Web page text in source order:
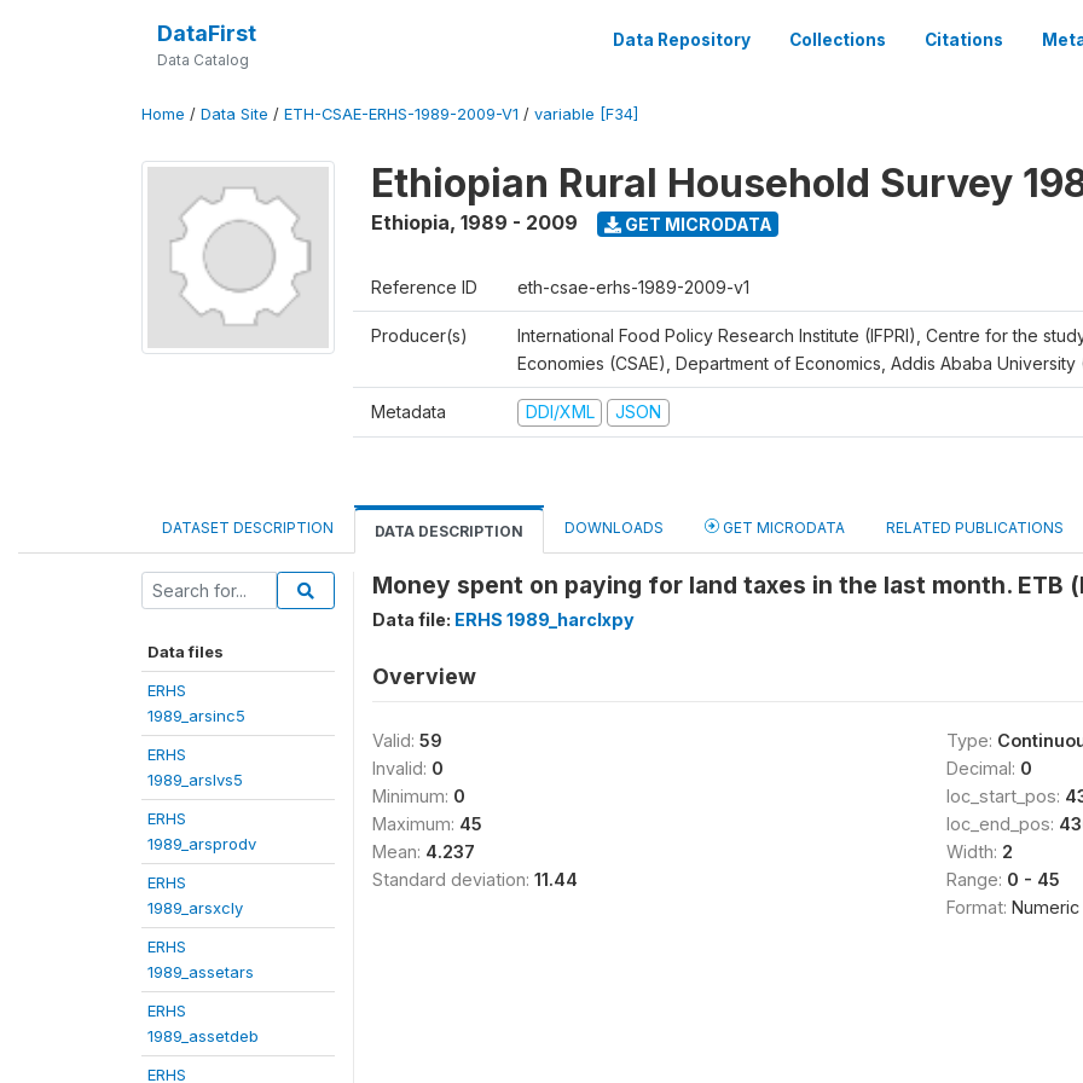
DataFirst
Data Catalog
Data Repository Collections Citations
Home / Data Site / ETH-CSAE-ERHS-1989-2009-V1 / variable [F34]
Ethiopian Rural Household Survey
Ethiopia, 1989 - 2009 GET MICRODATA
Reference ID eth-csae-erhs-1989-2009-v1
Producer(s)
International Food Policy Research Institute (IFPRI), Centre for the
Economies (CSAE), Department of Economics, Addis Ababa University
Metadata DDI/XML JSON
DATASET DESCRIPTION DATA DESCRIPTION DOWNLOADS GET MICRODATA RELATED PUBLICATIONS
Data files
ERHS
1989_arsinc5
ERHS
1989_arslvs5
ERHS
1989_arsprodv
ERHS
1989_arsxcly
ERHS
1989_assetars
ERHS
1989_assetdeb
ERHS
Money spent on paying for land taxes in the last month. ETB
Data file: ERHS 1989_harclxpy
Overview
Valid: 59
Invalid: 0
Minimum: 0
Maximum: 45
Mean: 4.237
Standard deviation: 11.44
Type:
Decimal: 0
loc_start_pos:
loc_end_pos:
Width: 2
Range: 0 - 45
Format: Numeric